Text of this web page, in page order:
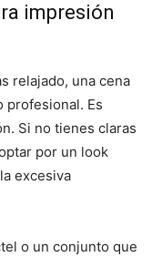
impresión
relajado, una cena
profesional. Es
Si no tienes claras
por un look
excesiva
o un conjunto que